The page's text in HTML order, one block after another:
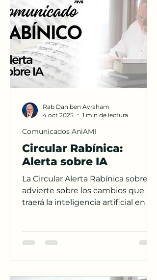
Circular Rabínica:
Alerta sobre IA
La Circular Alerta Rabínica sobre IA
advierte sobre los cambios que
traerá la inteligencia artificial en el
ética y la preparación personal
Comunicados AniAMI
Rab Dan ben Avraham
4 oct 2025
1 min de lectura